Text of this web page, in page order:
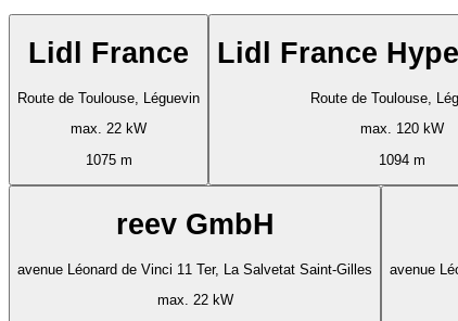
Lidl France
Route de Toulouse, Léguevin
max. 22 kW
1075 m
Lidl France
Route de Toulouse,
max. 120 kW
1094 m
reev GmbH
avenue Léonard de Vinci 11 Ter, La Salvetat Saint-Gilles
max. 22 kW
avenue